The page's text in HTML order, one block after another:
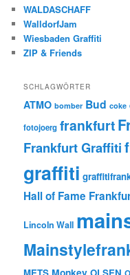
WALDASCHAFF
WalldorfJam
Wiesbaden Graffiti
ZIP & Friends
SCHLAGWÖRTER
ATMO bomber Bud coke
fotojoerg frankfurt
Frankfurt Graffiti
graffiti
Hall of Fame
Lincoln Wall